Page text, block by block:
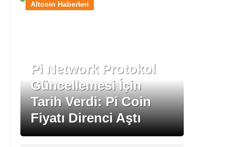
Pi Network Protokol
Güncellemesi İçin
Tarih Verdi: Pi Coin
Fiyatı Direnci Aştı
Altcoin Haberleri